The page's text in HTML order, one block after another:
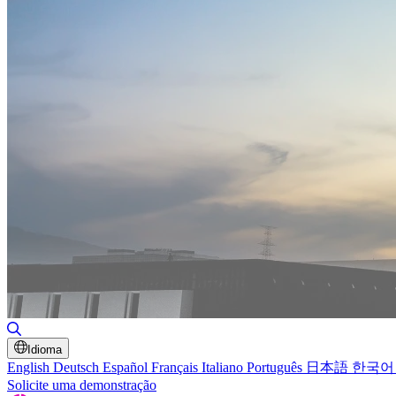
Idioma
English Deutsch Español Français Italiano Português 日本語 한국어
Solicite uma demonstração